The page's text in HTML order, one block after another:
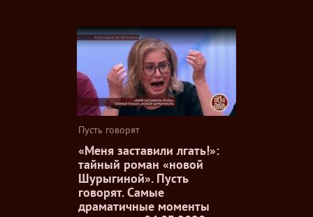
Пусть говорят
«Меня заставили лгать!»:
тайный роман «новой
Шурыгиной». Пусть
говорят. Самые
драматичные моменты